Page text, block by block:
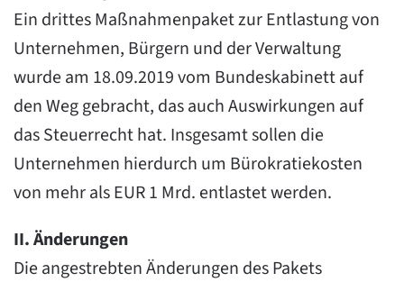
Ein drittes Maßnahmenpaket zur Entlastung von
Unternehmen, Bürgern und der Verwaltung
wurde am 18.09.2019 vom Bundeskabinett auf
den Weg gebracht, das auch Auswirkungen auf
das Steuerrecht hat. Insgesamt sollen die
Unternehmen hierdurch um Bürokratiekosten
von mehr als EUR 1 Mrd. entlastet werden.
II. Änderungen
Die angestrebten Änderungen des Pakets